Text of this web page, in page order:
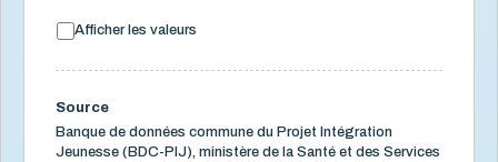
Afficher les valeurs
Source
Banque de données commune du Projet Intégration
Jeunesse (BDC-PIJ), ministère de la Santé et des Services